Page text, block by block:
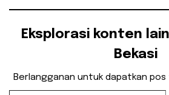
Eksplorasi konten
Bekasi
Berlangganan untuk dapatkan
Ketikkan email Anda...